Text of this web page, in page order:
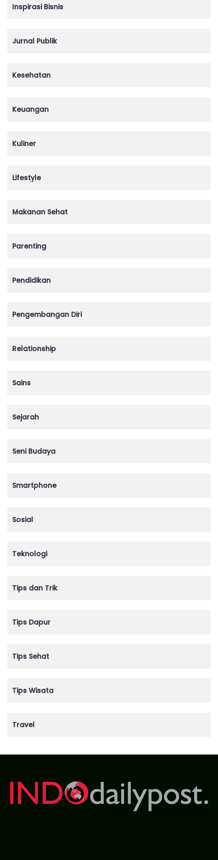
Inspirasi Bisnis
Jurnal Publik
Kesehatan
Keuangan
Kuliner
Lifestyle
Makanan Sehat
Parenting
Pendidikan
Pengembangan Diri
Relationship
Sains
Sejarah
Seni Budaya
Smartphone
Sosial
Teknologi
Tips dan Trik
Tips Dapur
Tips Sehat
Tips Wisata
Travel